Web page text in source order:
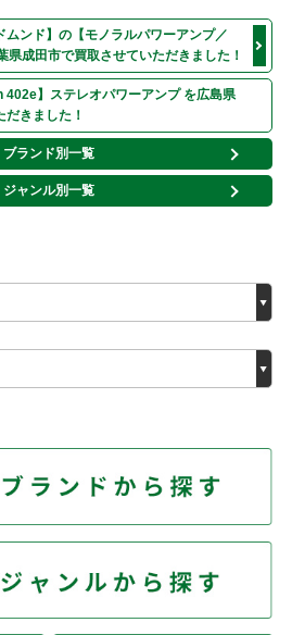
ムンド】の【モノラルパワーアンプ／
県成田市で買取させていただきました！
402e】ステレオパワーアンプ を広島県
きました！
ブランド別一覧
ジャンル別一覧